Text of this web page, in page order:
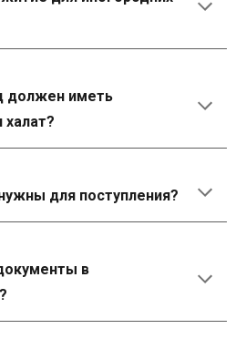
должен иметь
для поступления?
в